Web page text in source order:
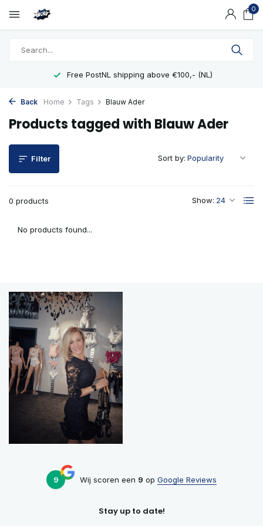
0
Free PostNL shipping above €100,- (NL)
Back Home Tags Blauw Ader
Products tagged with Blauw Ader
Filter
0 products Show:
Sort by:
No products found...
9 Wij scoren een 9 op Google Reviews
Stay up to date!